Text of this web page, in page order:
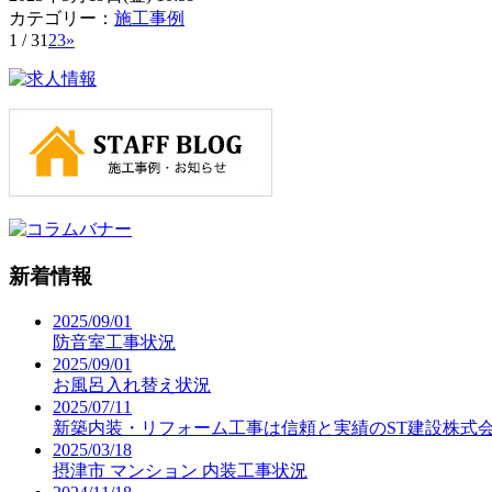
カテゴリー： 施工事例
1 / 31 23»
新着情報
2025/09/01
防音室工事状況
2025/09/01
お風呂入れ替え状況
2025/07/11
新築内装・リフォーム工事は信頼と実績のST建設株式
2025/03/18
摂津市 マンション 内装工事状況